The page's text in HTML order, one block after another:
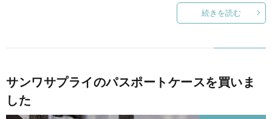
続きを読む
サンワサプライのパスポートケースを買いま
した